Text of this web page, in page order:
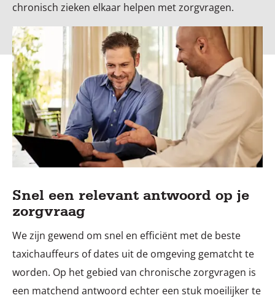
chronisch zieken elkaar helpen met zorgvragen.
Snel een relevant antwoord op je
zorgvraag
We zijn gewend om snel en efficiënt met de beste
taxichauffeurs of dates uit de omgeving gematcht te
worden. Op het gebied van chronische zorgvragen is
een matchend antwoord echter een stuk moeilijker te